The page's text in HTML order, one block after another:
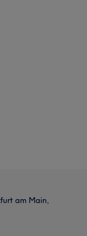
am Main,